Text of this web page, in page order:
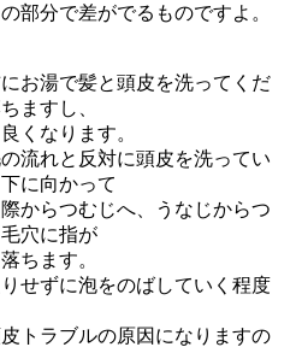
分で差がでるものですよ。
湯で髪と頭皮を洗ってくだ
ますし、
なります。
れと反対に頭皮を洗ってい
に向かって
らつむじへ、うなじからつ
穴に指が
ちます。
ずに泡をのばしていく程度
ラブルの原因になりますの